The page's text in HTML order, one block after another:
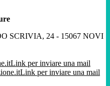
SCRIVIA, 24 - 15067 NOVI
Link per inviare una mail
Link per inviare una mail